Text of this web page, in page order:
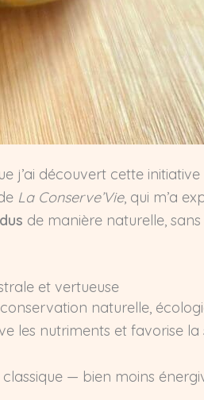
j’ai découvert cette initiative
La Conserve’Vie, qui m’a
de manière naturelle,
et vertueuse
conservation naturelle,
les nutriments et favorise
— bien moins